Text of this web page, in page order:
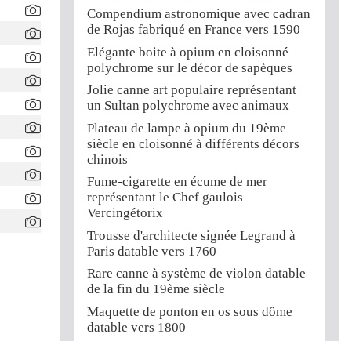
Compendium astronomique avec cadran
de Rojas fabriqué en France vers 1590
Elégante boite à opium en cloisonné
polychrome sur le décor de sapèques
Jolie canne art populaire représentant
un Sultan polychrome avec animaux
Plateau de lampe à opium du 19ème
siècle en cloisonné à différents décors
chinois
Fume-cigarette en écume de mer
représentant le Chef gaulois
Vercingétorix
Trousse d'architecte signée Legrand à
Paris datable vers 1760
Rare canne à système de violon datable
de la fin du 19ème siècle
Maquette de ponton en os sous dôme
datable vers 1800